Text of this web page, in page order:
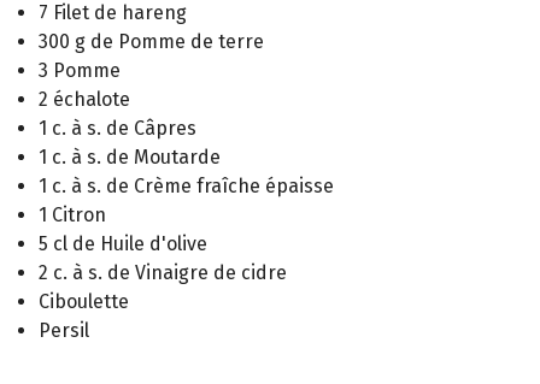
7 Filet de hareng
300 g de Pomme de terre
3 Pomme
2 échalote
1 c. à s. de Câpres
1 c. à s. de Moutarde
1 c. à s. de Crème fraîche épaisse
1 Citron
5 cl de Huile d'olive
2 c. à s. de Vinaigre de cidre
Ciboulette
Persil